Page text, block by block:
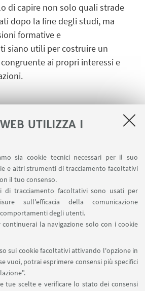
UTILIZZA I
sia cookie tecnici necessari per il suo
e altri strumenti di tracciamento facoltativi
il tuo consenso.
di tracciamento facoltativi sono usati per
sull'efficacia della comunicazione
degli utenti.
la navigazione solo con i cookie
sui cookie facoltativi attivando l'opzione in
vuoi, potrai esprimere consensi più specifici
tue scelte e verificare lo stato dei consensi
di capire non solo quali strade
dopo la fine degli studi, ma
formative e
siano utili per costruire un
ai propri interessi e
la Repubblica)
Sayonara Film)
dalla presentazione “La
dove iniziare?”, a cura del
al lavoro dell'Università di